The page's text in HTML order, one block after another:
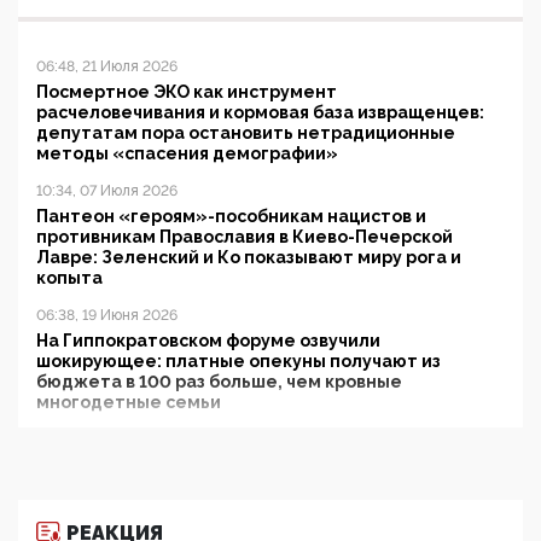
06:48, 21 Июля 2026
Посмертное ЭКО как инструмент
расчеловечивания и кормовая база извращенцев:
депутатам пора остановить нетрадиционные
методы «спасения демографии»
10:34, 07 Июля 2026
Пантеон «героям»-пособникам нацистов и
противникам Православия в Киево-Печерской
Лавре: Зеленский и Ко показывают миру рога и
копыта
06:38, 19 Июня 2026
На Гиппократовском форуме озвучили
шокирующее: платные опекуны получают из
бюджета в 100 раз больше, чем кровные
многодетные семьи
РЕАКЦИЯ